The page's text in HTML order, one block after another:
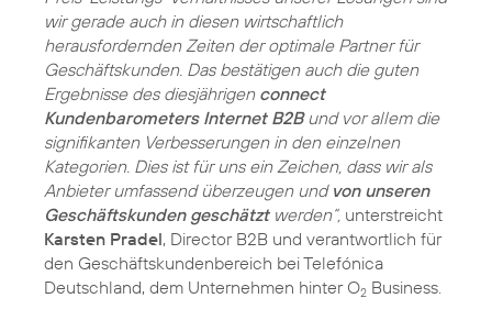
wir gerade auch in diesen wirtschaftlich
herausfordernden Zeiten der optimale Partner für
Geschäftskunden. Das bestätigen auch die guten
Ergebnisse des diesjährigen connect
Kundenbarometers Internet B2Bund vor allem die
signifikanten Verbesserungen in den einzelnen
Kategorien. Dies ist für uns ein Zeichen, dass wir als
Anbieter umfassend überzeugen und von unseren
Geschäftskunden geschätztwerden“, unterstreicht
Karsten Pradel, Director B2B und verantwortlich für
den Geschäftskundenbereich bei Telefónica
Deutschland, dem Unternehmen hinter O2 Business.